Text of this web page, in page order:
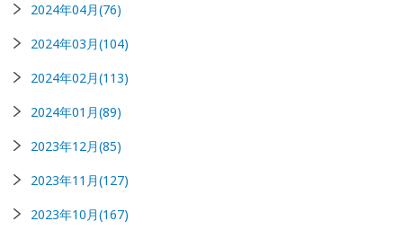
2024年04月(76)
2024年03月(104)
2024年02月(113)
2024年01月(89)
2023年12月(85)
2023年11月(127)
2023年10月(167)